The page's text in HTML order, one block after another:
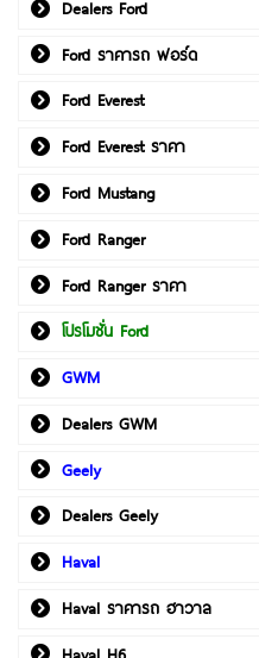
Dealers Ford
Ford ราคารถ ฟอร์ด
Ford Everest
Ford Everest ราคา
Ford Mustang
Ford Ranger
Ford Ranger ราคา
โปรโมชั่น Ford
GWM
Dealers GWM
Geely
Dealers Geely
Haval
Haval ราคารถ ฮาวาล